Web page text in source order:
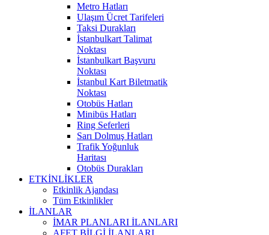
Metro Hatları
Ulaşım Ücret Tarifeleri
Taksi Durakları
İstanbulkart Talimat
Noktası
İstanbulkart Başvuru
Noktası
İstanbul Kart Biletmatik
Noktası
Otobüs Hatları
Minibüs Hatları
Ring Seferleri
Sarı Dolmuş Hatları
Trafik Yoğunluk
Haritası
Otobüs Durakları
ETKİNLİKLER
Etkinlik Ajandası
Tüm Etkinlikler
İLANLAR
İMAR PLANLARI İLANLARI
AFET BİLGİ İLANLARI